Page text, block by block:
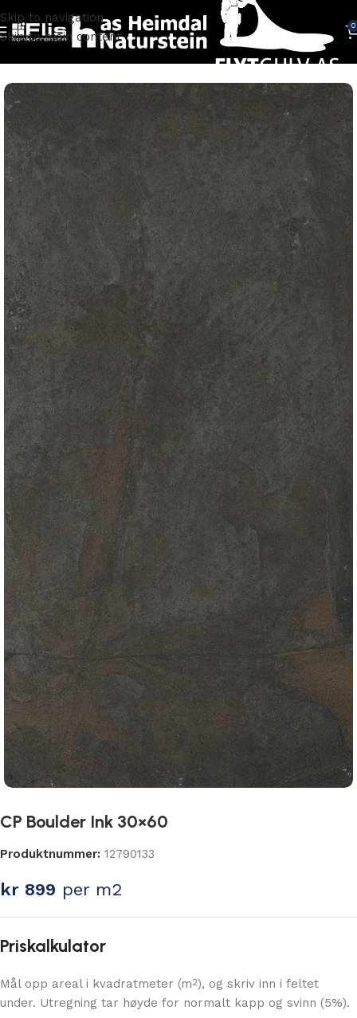
Skip to navigation
Skip to main content
0
CP Boulder Ink 30×60
Produktnummer: 12790133
kr 899 per m2
Priskalkulator
Mål opp areal i kvadratmeter (m2), og skriv inn i feltet
under. Utregning tar høyde for normalt kapp og svinn (5%).